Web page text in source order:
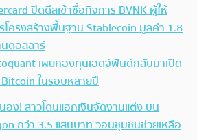
ปิดดีลเข้าซื้อกิจการ BVNK ผู้ให้
โครงสร้างพื้นฐาน Stablecoin มูลค่า 1.8
ดอลลาร์
เผยกองทุนเฮดจ์ฟันด์กลับมาเปิด
ในรอบหลายปี
อง! สาวโดนแฮกเงินจัดงานแต่ง บน
กว่า 3.5 แสนบาท วอนชุมชนช่วยเหลือ